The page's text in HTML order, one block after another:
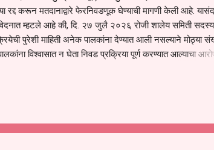
रद्द करून मतदानाद्वारे फेरनिवडणूक घेण्याची मागणी केली आहे.
म्हटले आहे की, दि. २७ जुलै २०२६ रोजी शालेय समिती
पुरेशी माहिती अनेक पालकांना देण्यात आली नसल्याने मोठ्या
विश्वासात न घेता निवड प्रक्रिया पूर्ण करण्यात आल्याचा
केली आहे. या निवेदनाच्या प्रती जिल्हा शिक्षण अधिकारी
आल्या असून प्रशासन याबाबत काय निर्णय घेते, याकडे